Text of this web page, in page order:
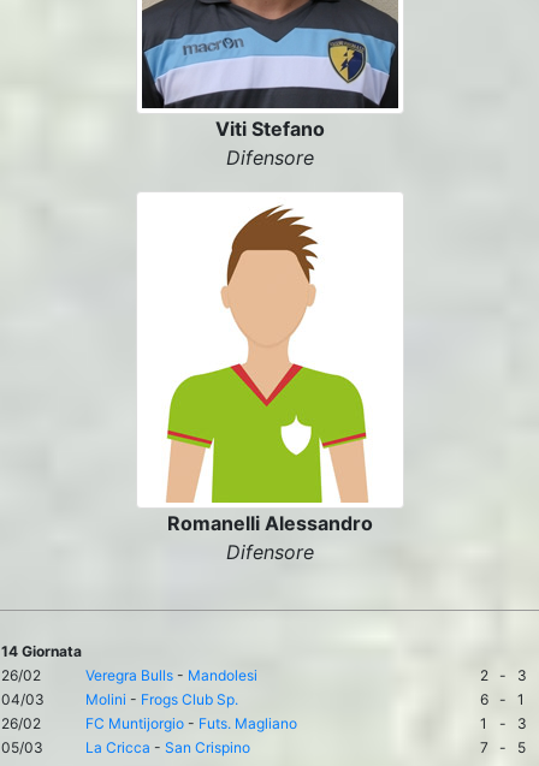
Viti Stefano
Difensore
Romanelli Alessandro
Difensore
14 Giornata
26/02
Veregra Bulls - Mandolesi 2 -
3
04/03
Molini - Frogs Club Sp. 6 -
1
26/02
FC Muntijorgio - Futs. Magliano 1 -
3
05/03
La Cricca - San Crispino 7 -
5